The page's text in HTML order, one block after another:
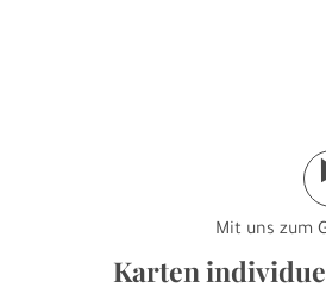
Mit uns zum
Karten